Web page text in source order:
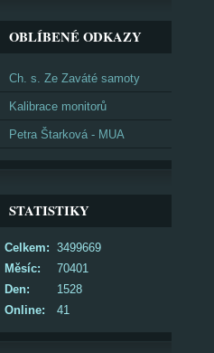
OBLÍBENÉ ODKAZY
Ch. s. Ze Zaváté samoty
Kalibrace monitorů
Petra Štarková - MUA
STATISTIKY
Online: 41
Celkem: 3499669
Měsíc:
70401
Den:
1528